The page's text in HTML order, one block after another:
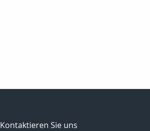
Kontaktieren Sie uns